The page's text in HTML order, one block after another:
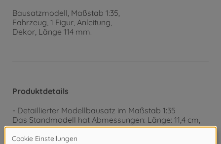
Bausatzmodell, Maßstab 1:35,
Fahrzeug, 1 Figur, Anleitung,
Dekor, Länge 114 mm.
Produktdetails
- Detaillierter Modellbausatz im Maßstab 1:35
Das Standmodell hat Abmessungen: Länge: 11,4 cm,
Breite: 5,5 cm
- Der qualitativ hochwertige Bausatz von TAMIYA